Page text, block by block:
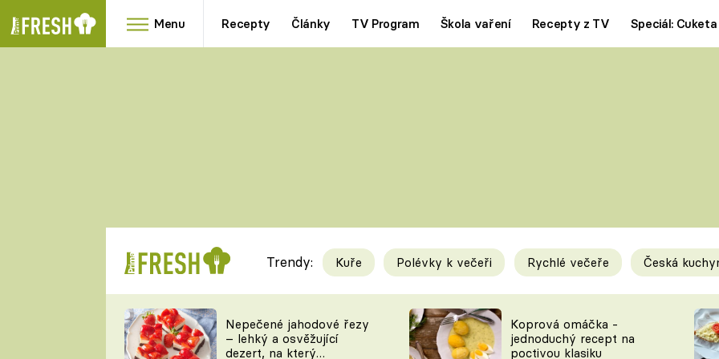
Menu Recepty Články TV Program Škola vaření Recepty z TV Speciál: Cuketa
RYCHLOVKY
Videorecepty
TEĎ VAŘÍ ŠÉF!
Tipy a triky
KAM ZA JÍDLEM
Trendy: Kuře Polévky k večeři Rychlé večeře Česká
Nepečené jahodové řezy
– lehký a osvěžující
dezert, na který
Koprová omáčka -
jednoduchý recept na
poctivou klasiku